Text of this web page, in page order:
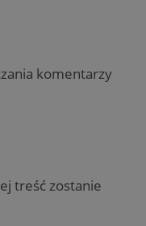
komentarzy
treść zostanie